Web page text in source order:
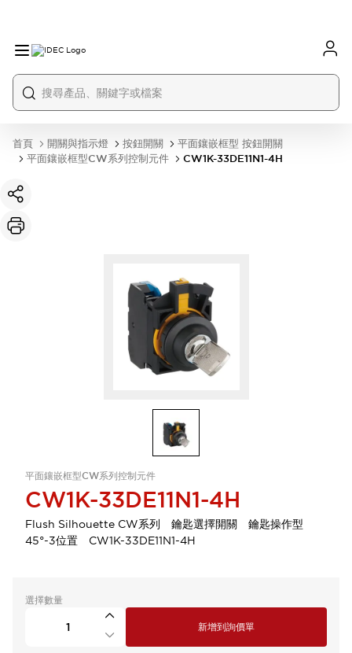
首頁 開關與指示燈 按鈕開關
平面鑲嵌框型 按鈕開關
平面鑲嵌框型CW系列控制元件
CW1K-33DE11N1-4H
平面鑲嵌框型CW系列控制元件
CW1K-33DE11N1-4H
Flush Silhouette CW系列 鑰匙選擇開關 鑰匙操作型
45°-3位置 CW1K-33DE11N1-4H
選擇數量
新增到詢價單